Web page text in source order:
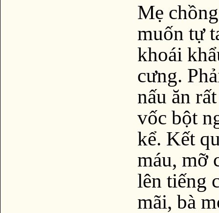
Mẹ
muốn tự
khoái
cưng.
nấu ăn
vốc bột
kể. Kết
máu, mỡ
lên tiếng
mãi, bà